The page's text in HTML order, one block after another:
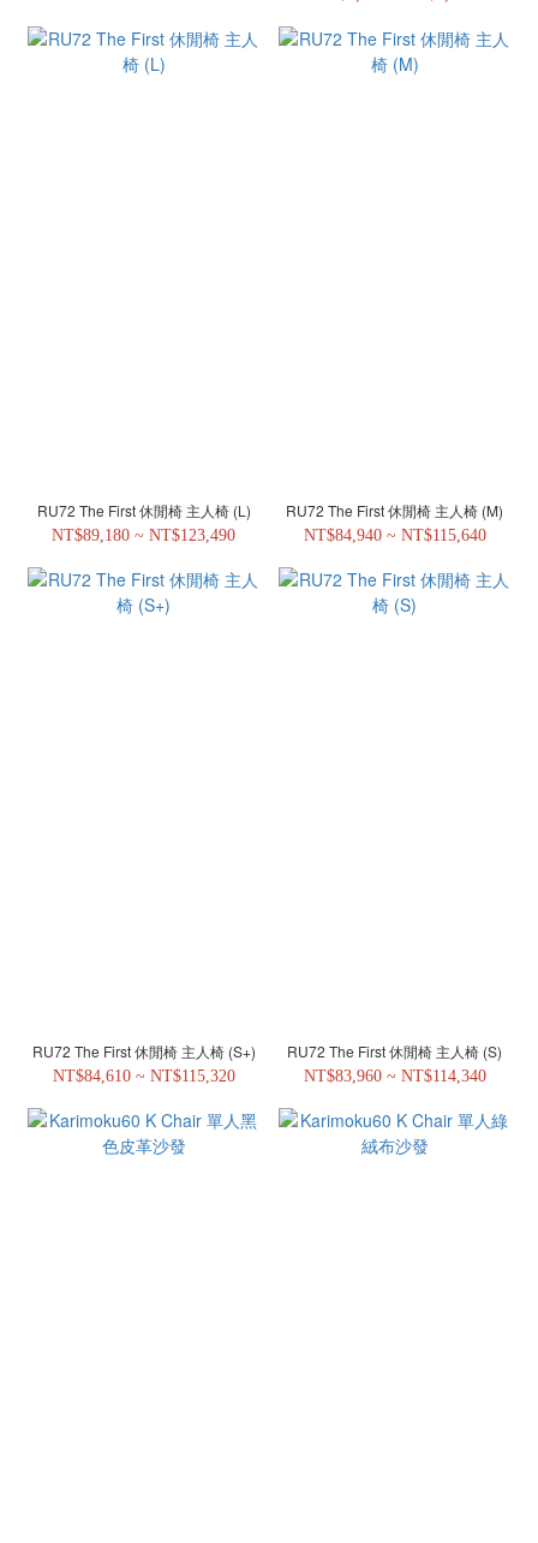
RU72 The First 休閒椅 主人椅 (L)
NT$89,180 ~ NT$123,490
RU72 The First 休閒椅 主人椅 (M)
NT$84,940 ~ NT$115,640
RU72 The First 休閒椅 主人椅 (S+)
NT$84,610 ~ NT$115,320
RU72 The First 休閒椅 主人椅 (S)
NT$83,960 ~ NT$114,340